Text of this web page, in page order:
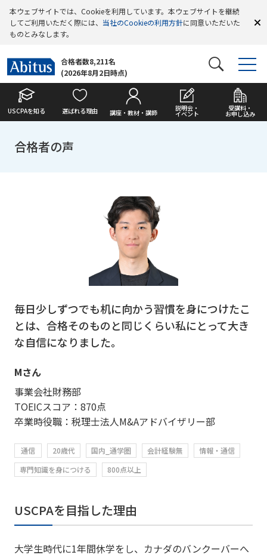
本ウェブサイトでは、Cookieを利用しています。本ウェブサイトを継続
してご利用いただく際には、 当社のCookieの利用方針に同意いただいた
ものとみなします。
合格者数8,211名
(2026年8月2日時点)
USCPAを知る 選ばれる理由 講座・教材・講師
説明会・
イベント
受講料・
お申し込み
合格者の声
毎日少しずつでも机に向かう習慣を身につけたこ
とは、合格そのものと同じくらい私にとって大き
な自信になりました。
Mさん
事業会社財務部
TOEICスコア：870点
卒業時役職：税理士法人M&Aアドバイザリー部
通信 20歳代 国内_通学圏 会計経験無
情報・通信
専門知識を身につける
800点以上
USCPAを目指した理由
大学生時代に1年間休学をし、 カナダのバンクーバーへ